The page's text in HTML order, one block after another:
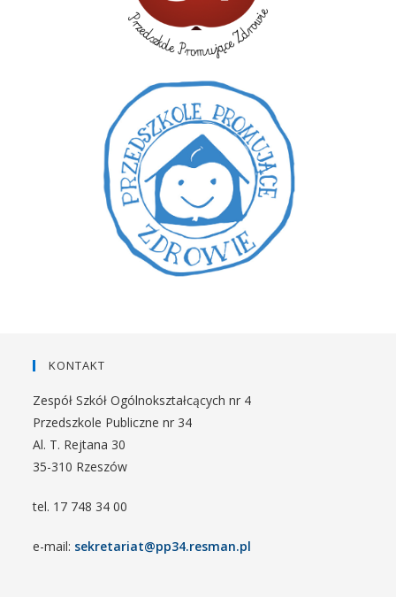
KONTAKT
Zespół Szkół Ogólnokształcących nr 4
Przedszkole Publiczne nr 34
Al. T. Rejtana 30
35-310 Rzeszów
tel. 17 748 34 00
e-mail: sekretariat@pp34.resman.pl